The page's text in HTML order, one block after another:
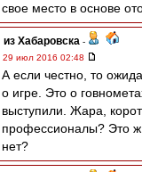
свое место в основе
из Хабаровска -
29 июл 2016 02:48
А если честно, то
о игре. Это о
выступили. Жара,
профессионалы? Это
нет?